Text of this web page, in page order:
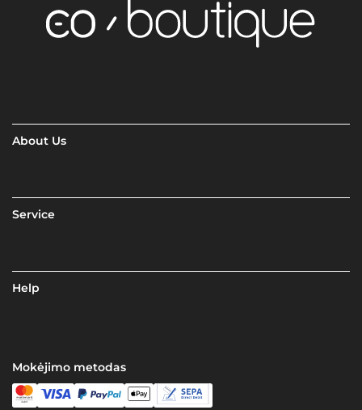
About Us
Service
Help
Mokėjimo metodas